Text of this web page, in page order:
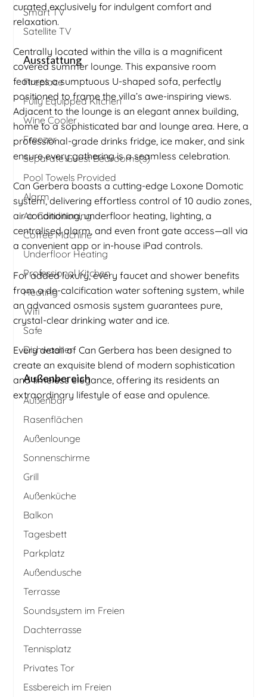
curated exclusively for indulgent comfort and
relaxation.
Centrally located within the villa is a magnificent
covered summer lounge. This expansive room
features a sumptuous U-shaped sofa, perfectly
positioned to frame the villa’s awe-inspiring views.
Adjacent to the lounge is an elegant annex building,
home to a sophisticated bar and lounge area. Here, a
professional-grade drinks fridge, ice maker, and sink
ensure every gathering is a seamless celebration.
Can Gerbera boasts a cutting-edge Loxone Domotic
system, delivering effortless control of 10 audio zones,
air conditioning, underfloor heating, lighting, a
centralised alarm, and even front gate access—all via
a convenient app or in-house iPad controls.
For added luxury, every faucet and shower benefits
from a de-calcification water softening system, while
an advanced osmosis system guarantees pure,
crystal-clear drinking water and ice.
Every detail of Can Gerbera has been designed to
create an exquisite blend of modern sophistication
and timeless elegance, offering its residents an
extraordinary lifestyle of ease and opulence.
Smart TV
Satellite TV
Ausstattung
Fireplace
Fully Equipped Kitchen
Wine Cooler
Freezer
Separate Guest Bedrooms(s)
Pool Towels Provided
Alarm
Air Conditioning
Coffee Machine
Underfloor Heating
Professional Kitchen
Heating
Wifi
Safe
Dishwasher
Außenbereich
Außenbar
Rasenflächen
Außenlounge
Sonnenschirme
Grill
Außenküche
Balkon
Tagesbett
Parkplatz
Außendusche
Terrasse
Soundsystem im Freien
Dachterrasse
Tennisplatz
Privates Tor
Essbereich im Freien